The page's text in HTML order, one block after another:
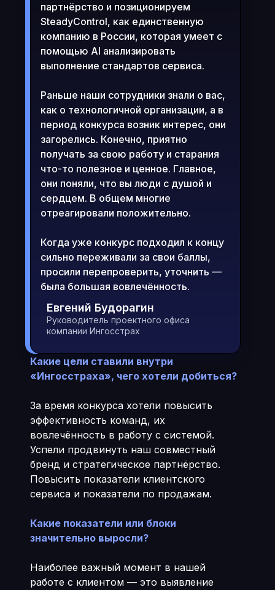
партнёрство и позиционируем
SteadyControl, как единственную
компанию в России, которая умеет с
помощью AI анализировать
выполнение стандартов сервиса.
Раньше наши сотрудники знали о вас,
как о технологичной организации, а в
период конкурса возник интерес, они
загорелись. Конечно, приятно
получать за свою работу и старания
что-то полезное и ценное. Главное,
они поняли, что вы люди с душой и
сердцем. В общем многие
отреагировали положительно.
Когда уже конкурс подходил к концу
сильно переживали за свои баллы,
просили перепроверить, уточнить —
была большая вовлечённость.
Евгений Будорагин
Руководитель проектного офиса
компании Ингосстрах
Какие цели ставили внутри
«Ингосстраха», чего хотели добиться?
За время конкурса хотели повысить
эффективность команд, их
вовлечённость в работу с системой.
Успели продвинуть наш совместный
бренд и стратегическое партнёрство.
Повысить показатели клиентского
сервиса и показатели по продажам.
Какие показатели или блоки
значительно выросли?
Наиболее важный момент в нашей
работе с клиентом — это выявление